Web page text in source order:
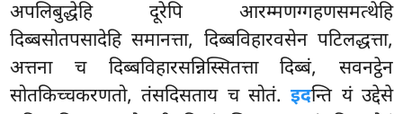
अपलिबुद्धेहि दूरेपि आरम्मणग्गहणसमत्थेहि
दिब्बसोतपसादेहि समानत्ता, दिब्बविहारवसेन पटिलद्धत्ता,
अत्तना च दिब्बविहारसन्निस्सितत्ता दिब्बं, सवनट्ठेन
सोतकिच्चकरणतो, तंसदिसताय च सोतं.इदन्ति यं उद्देसे